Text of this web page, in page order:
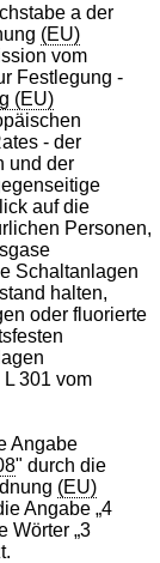
a der
(EU)
vom
Festlegung -
(EU)
- der
und der
auf die
Personen,
Schaltanlagen
halten,
oder fluorierte
301 vom
Angabe
" durch die
(EU)
Angabe „4
Wörter „3